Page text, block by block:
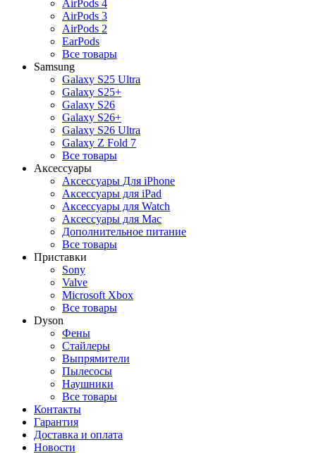
AirPods 4
AirPods 3
AirPods 2
EarPods
Все товары
Samsung
Galaxy S25 Ultra
Galaxy S25+
Galaxy S26
Galaxy S26+
Galaxy S26 Ultra
Galaxy Z Fold 7
Все товары
Аксессуары
Аксессуары Для iPhone
Аксессуары для iPad
Аксессуары для Watch
Аксессуары для Mac
Дополнительное питание
Все товары
Приставки
Sony
Valve
Microsoft Xbox
Все товары
Dyson
Фены
Стайлеры
Выпрямители
Пылесосы
Наушники
Все товары
Контакты
Гарантия
Доставка и оплата
Новости